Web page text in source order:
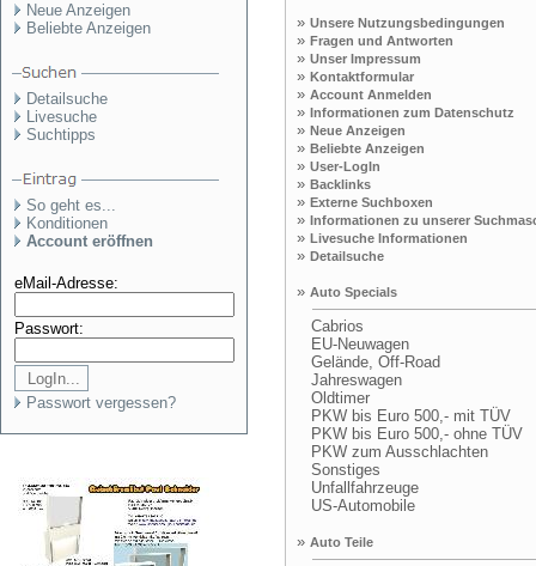
Neue Anzeigen
Beliebte Anzeigen
Detailsuche
Livesuche
Suchtipps
So geht es...
Konditionen
Account eröffnen
eMail-Adresse:
Passwort:
Passwort vergessen?
» Unsere Nutzungsbedingungen
» Fragen und Antworten
» Unser Impressum
» Kontaktformular
» Account Anmelden
» Informationen zum Datenschutz
» Neue Anzeigen
» Beliebte Anzeigen
» User-LogIn
» Backlinks
» Externe Suchboxen
» Informationen zu unserer
» Livesuche Informationen
» Detailsuche
» Auto Specials
Cabrios
EU-Neuwagen
Gelände, Off-Road
Jahreswagen
Oldtimer
PKW bis Euro 500,- mit TÜV
PKW bis Euro 500,- ohne TÜV
PKW zum Ausschlachten
Sonstiges
Unfallfahrzeuge
US-Automobile
» Auto Teile